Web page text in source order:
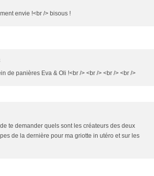
envie !<br /> bisous !
de panières Eva & Oli !<br /> <br /> <br /> <br />
te demander quels sont les créateurs des deux
de la dernière pour ma griotte in utéro et sur les